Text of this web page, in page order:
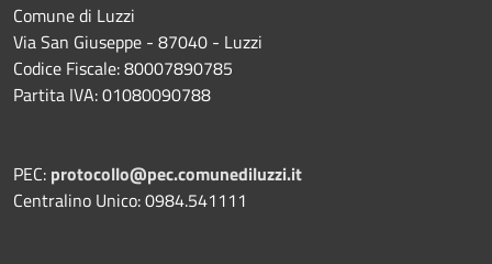
Comune di Luzzi
Via San Giuseppe - 87040 - Luzzi
Codice Fiscale: 80007890785
Partita IVA: 01080090788
PEC: protocollo@pec.comunediluzzi.it
Centralino Unico: 0984.541111